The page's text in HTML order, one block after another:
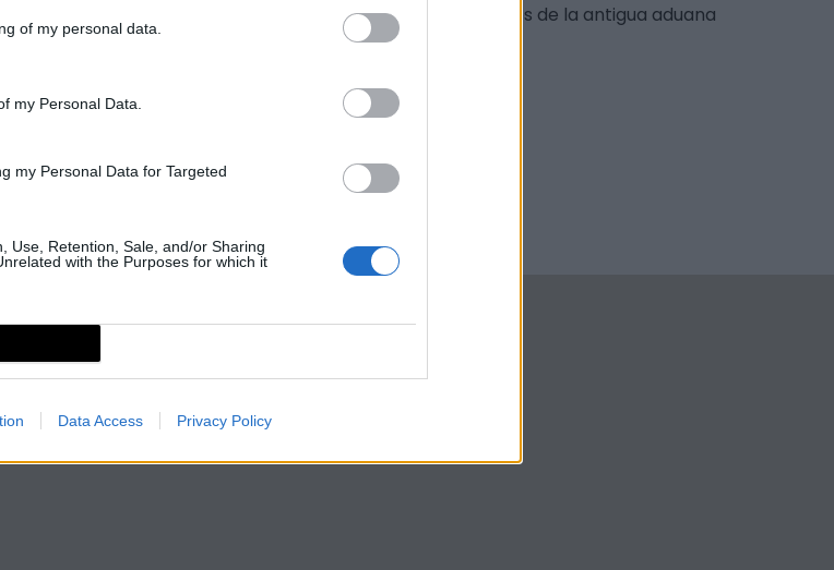
of my personal data.
my Personal Data.
my Personal Data for Targeted
Use, Retention, Sale, and/or Sharing
with the Purposes for which it
Data Access Privacy Policy
A la derecha, Portugal y el singular conjunto de edificios de la antigua aduana